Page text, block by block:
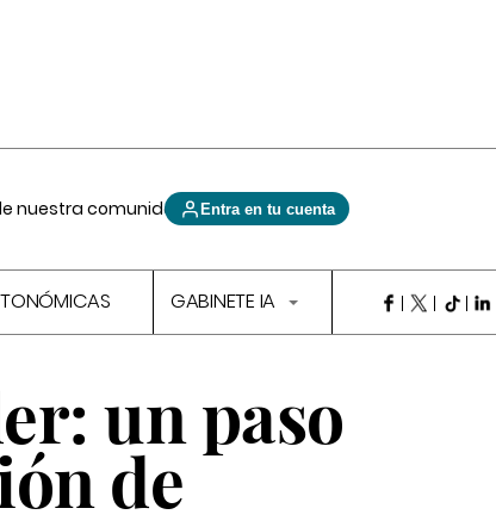
nuestra comunidad Entra en tu cuenta
GABINETE IA
un paso
de